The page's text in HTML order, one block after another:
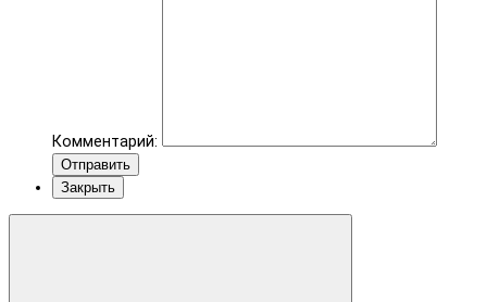
Комментарий:
Отправить
Закрыть